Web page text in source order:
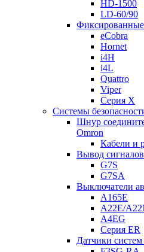
HD-1500
LD-60/90
eCobra
Hornet
i4H
i4L
Quattro
Viper
Серия X
Системы
Шнур
Omron
Кабели и
Вывод сигналов
G7S
G7SA
Выключатели
A165E
A22E/
A4EG
Серия ER
Датчики систем